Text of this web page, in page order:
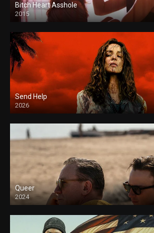
Bitch Heart Asshole
2015
Send Help
2026
Queer
2024